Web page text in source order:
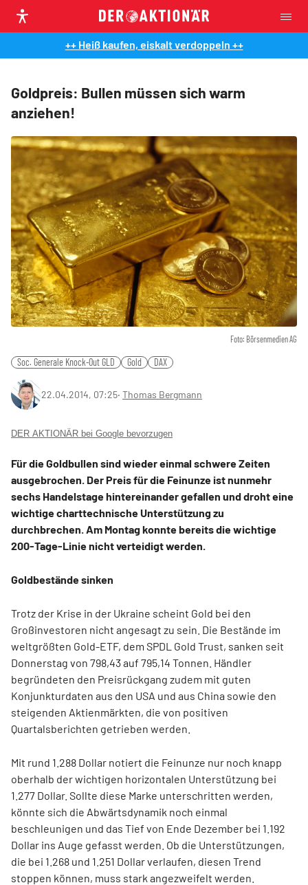
++ Heiß kaufen, eiskalt verdoppeln ++
Goldpreis: Bullen müssen sich warm
anziehen!
Foto: Börsenmedien AG
Soc. Generale Knock-Out GLD Gold DAX
22.04.2014, 07:25‧ Thomas Bergmann
DER AKTIONÄR bei Google bevorzugen
Für die Goldbullen sind wieder einmal schwere Zeiten
ausgebrochen. Der Preis für die Feinunze ist nunmehr
sechs Handelstage hintereinander gefallen und droht eine
wichtige charttechnische Unterstützung zu
durchbrechen. Am Montag konnte bereits die wichtige
200-Tage-Linie nicht verteidigt werden.
Goldbestände sinken
Trotz der Krise in der Ukraine scheint Gold bei den
Großinvestoren nicht angesagt zu sein. Die Bestände im
weltgrößten Gold-ETF, dem SPDL Gold Trust, sanken seit
Donnerstag von 798,43 auf 795,14 Tonnen. Händler
begründeten den Preisrückgang zudem mit guten
Konjunkturdaten aus den USA und aus China sowie den
steigenden Aktienmärkten, die von positiven
Quartalsberichten getrieben werden.
Mit rund 1.288 Dollar notiert die Feinunze nur noch knapp
oberhalb der wichtigen horizontalen Unterstützung bei
1.277 Dollar. Sollte diese Marke unterschritten werden,
könnte sich die Abwärtsdynamik noch einmal
beschleunigen und das Tief von Ende Dezember bei 1.192
Dollar ins Auge gefasst werden. Ob die Unterstützungen,
die bei 1.268 und 1.251 Dollar verlaufen, diesen Trend
stoppen können, muss stark angezweifelt werden.